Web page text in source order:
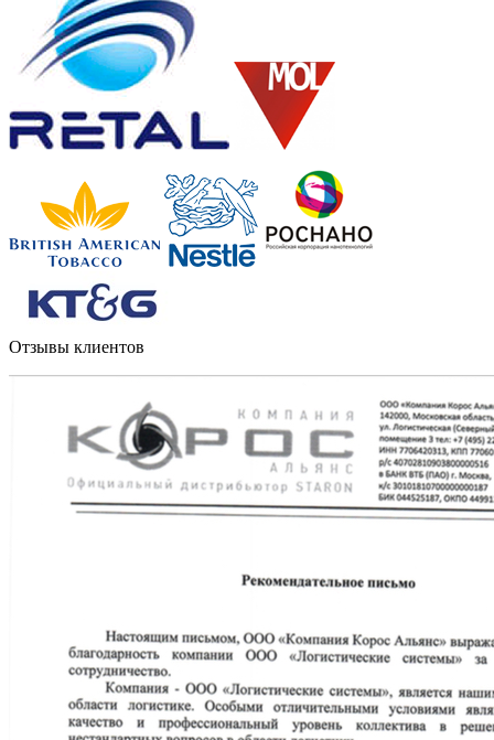
Отзывы клиентов